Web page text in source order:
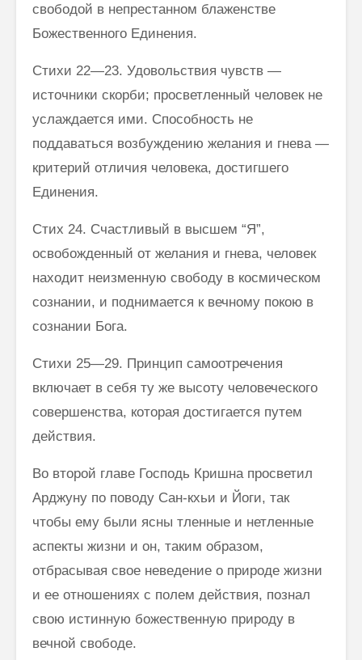
свободой в непрестанном блаженстве
Божественного Единения.
Стихи 22—23. Удовольствия чувств —
источники скорби; просвет­ленный человек не
услаждается ими. Способность не
поддаваться воз­буждению желания и гнева —
критерий отличия человека, достигшего
Единения.
Стих 24. Счастливый в высшем “Я”,
освобожденный от желания и гнева, человек
находит неизменную свободу в космическом
сознании, и поднимается к вечному покою в
сознании Бога.
Стихи 25—29. Принцип самоотречения
включает в себя ту же высоту человеческого
совершенства, которая достигается путем
действия.
Во второй главе Господь Кришна просветил
Арджуну по поводу Сан-кхьи и Йоги, так
чтобы ему были ясны тленные и нетленные
аспекты жизни и он, таким образом,
отбрасывая свое неведение о природе жизни
и ее отношениях с полем действия, познал
свою истинную божественную природу в
вечной свободе.